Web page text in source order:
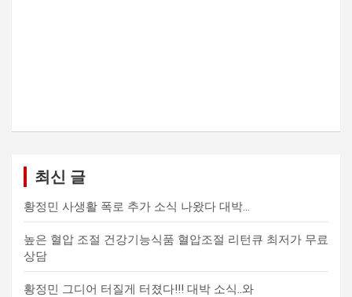
최신 글
황정민 사생활 폭로 추가 소식 나왔다 대박…
높은 혈압 조절 건강기능식품 혈압조절 리턴큐 최저가 무료
상담
황정민 그디어 터질게 터졌다!!! 대박 소식..와